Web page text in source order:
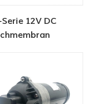
Serie 12V DC